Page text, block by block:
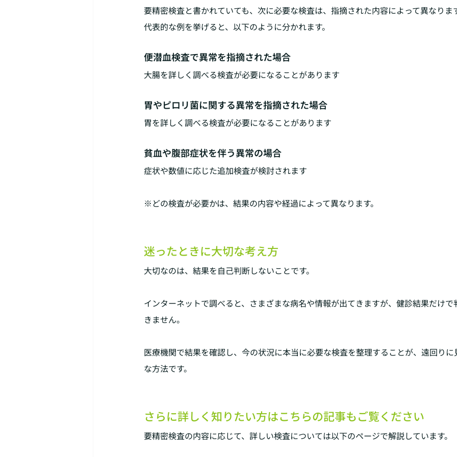
要精密検査と書かれていても、次に必要な検査は、指摘された内容によって異なりま
代表的な例を挙げると、以下のように分かれます。
便潜血検査で異常を指摘された場合
大腸を詳しく調べる検査が必要になることがあります
胃やピロリ菌に関する異常を指摘された場合
胃を詳しく調べる検査が必要になることがあります
貧血や腹部症状を伴う異常の場合
症状や数値に応じた追加検査が検討されます
※どの検査が必要かは、結果の内容や経過によって異なります。
迷ったときに大切な考え方
大切なのは、結果を自己判断しないことです。
インターネットで調べると、さまざまな病名や情報が出てきますが、健診結果だけ
きません。
医療機関で結果を確認し、今の状況に本当に必要な検査を整理することが、遠回りに
な方法です。
さらに詳しく知りたい方はこちらの記事もご覧ください
要精密検査の内容に応じて、詳しい検査については以下のページで解説しています。